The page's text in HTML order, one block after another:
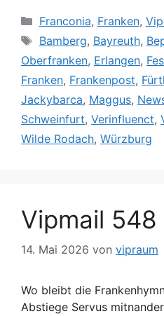
Kategorien
Franconia, Franken,
Schlagwörter
Bamberg, Bayreuth,
Oberfranken, Erlangen,
Franken, Frankenpost,
Jackybarca, Maggus,
Schweinfurt, Verinfluenct,
Wilde Rodach, Würzburg
Vipmail 548
14. Mai 2026 von vipraum
Wo bleibt die
Abstiege Servus